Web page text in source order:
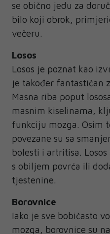
se obično jedu za
bilo koji obrok,
večeru.
Losos
Losos je poznat kao
je također fantastičan
Masna riba poput
masnim kiselinama,
funkciju mozga. Osim
povezane su sa
bolesti i artritisa.
s obiljem povrća ili
tjestenine.
Borovnice
Iako je sve bobičasto
mozga, borovnice su